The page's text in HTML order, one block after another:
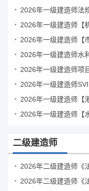
2026年一级建造师法
2026年一级建造师【
2026年一级建造师【
2026年一级建造师水
2026年一级建造师项
2026年一级建造师
2026年一级建造师【
2026年一级建造师【
二级建造师